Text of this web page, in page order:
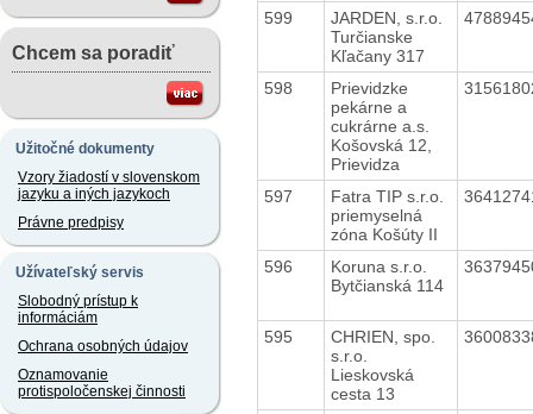
Chcem sa poradiť
Užitočné dokumenty
Vzory žiadostí v slovenskom
jazyku a iných jazykoch
Právne predpisy
Užívateľský servis
Slobodný prístup k
informáciám
Ochrana osobných údajov
Oznamovanie
protispoločenskej činnosti
599
JARDEN, s.r.o.
Turčianske
Kľačany 317
598
Prievidzke
pekárne a
cukrárne a.s.
Košovská 12,
Prievidza
597
Fatra TIP s.r.o.
priemyselná
zóna Košúty II
596
Koruna s.r.o.
Bytčianská 114
595
CHRIEN, spo.
s.r.o.
Lieskovská
cesta 13